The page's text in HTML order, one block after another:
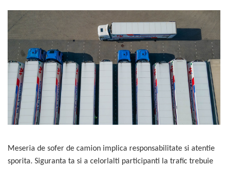
Ford
Iveco
MAN
TGA
TGL
TGS
TGX
Mercedes Actros
Mercedes Actros MP2
Mercedes Actros MP4, MP5
Mercedes Actros MP6
Meseria de sofer de camion implica responsabilitate si atentie
sporita. Siguranta ta si a celorlalti participanti la trafic trebuie